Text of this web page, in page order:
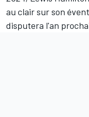
au clair sur son
disputera l'an